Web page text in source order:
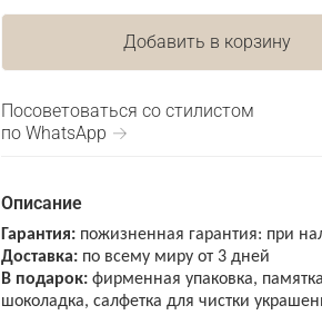
Добавить в корзину
Посоветоваться со стилистом
по WhatsApp →
Описание
Гарантия: пожизненная гарантия: при
Доставка: по всему миру от 3 дней
В подарок: фирменная упаковка,
шоколадка, салфетка для чистки